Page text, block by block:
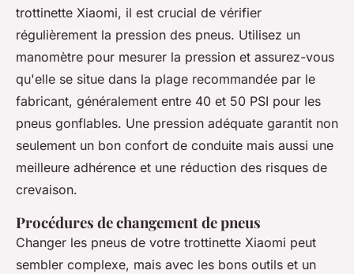
trottinette Xiaomi, il est crucial de vérifier
régulièrement la pression des pneus. Utilisez un
manomètre pour mesurer la pression et assurez-vous
qu'elle se situe dans la plage recommandée par le
fabricant, généralement entre 40 et 50 PSI pour les
pneus gonflables. Une pression adéquate garantit non
seulement un bon confort de conduite mais aussi une
meilleure adhérence et une réduction des risques de
crevaison.
Procédures de changement de pneus
Changer les pneus de votre trottinette Xiaomi peut
sembler complexe, mais avec les bons outils et un